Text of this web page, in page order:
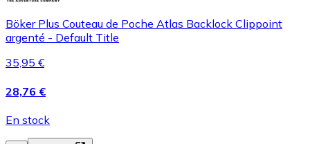
Böker Plus Couteau de Poche Atlas Backlock Clippoint
argenté - Default Title
35,95 €
28,76 €
En stock